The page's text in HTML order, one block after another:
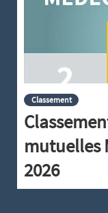
Classement
mutuelles
2026